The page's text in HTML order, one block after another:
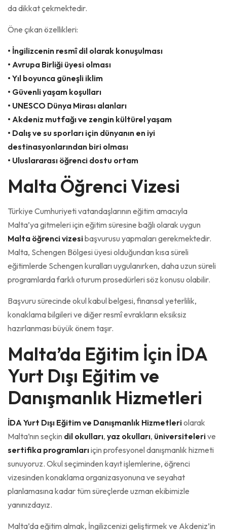
da dikkat çekmektedir.
Öne çıkan özellikleri:
• İngilizcenin resmî dil olarak konuşulması
• Avrupa Birliği üyesi olması
• Yıl boyunca güneşli iklim
• Güvenli yaşam koşulları
• UNESCO Dünya Mirası alanları
• Akdeniz mutfağı ve zengin kültürel yaşam
• Dalış ve su sporları için dünyanın en iyi
destinasyonlarından biri olması
• Uluslararası öğrenci dostu ortam
Malta Öğrenci Vizesi
Türkiye Cumhuriyeti vatandaşlarının eğitim amacıyla
Malta’ya gitmeleri için eğitim süresine bağlı olarak uygun
Malta öğrenci vizesibaşvurusu yapmaları gerekmektedir.
Malta, Schengen Bölgesi üyesi olduğundan kısa süreli
eğitimlerde Schengen kuralları uygulanırken, daha uzun süreli
programlarda farklı oturum prosedürleri söz konusu olabilir.
Başvuru sürecinde okul kabul belgesi, finansal yeterlilik,
konaklama bilgileri ve diğer resmî evrakların eksiksiz
hazırlanması büyük önem taşır.
Malta’da Eğitim İçin İDA
Yurt Dışı Eğitim ve
Danışmanlık Hizmetleri
İDA Yurt Dışı Eğitim ve Danışmanlık Hizmetleriolarak
Malta’nın seçkin dil okulları, yaz okulları, üniversitelerive
sertifika programlarıiçin profesyonel danışmanlık hizmeti
sunuyoruz. Okul seçiminden kayıt işlemlerine, öğrenci
vizesinden konaklama organizasyonuna ve seyahat
planlamasına kadar tüm süreçlerde uzman ekibimizle
yanınızdayız.
Malta’da eğitim almak, İngilizcenizi geliştirmek ve Akdeniz’in